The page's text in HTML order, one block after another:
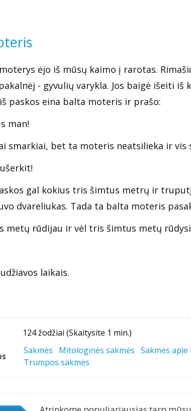
ėjo iš mūsų kaimo į rarotas.
- gyvulių varykla. Jos baigė išeiti iš
paskos eina balta moteris ir prašo:
man!
smarkiai, bet ta moteris neatsilieka ir vis
gal kokius tris šimtus metrų ir
dvareliukas. Tada ta balta moteris
metų rūdijau ir vėl tris šimtus metų
laikais.
124 žodžiai (Skaitysite 1 min.)
Sakmės Mitologinės sakmės Sakmės apie
Trumpos sakmės